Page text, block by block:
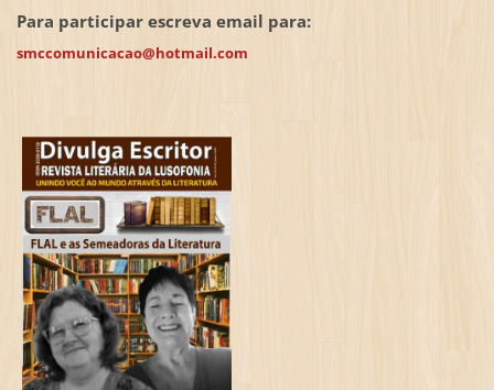
Para participar escreva email para:
smccomunicacao@hotmail.com